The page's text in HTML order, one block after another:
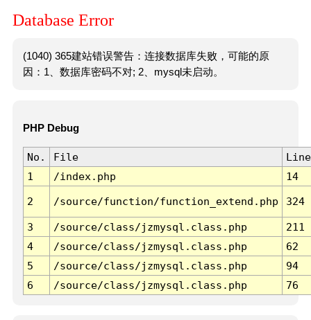
Database Error
(1040) 365建站错误警告：连接数据库失败，可能的原
因：1、数据库密码不对; 2、mysql未启动。
PHP Debug
No. File
Line
1
/index.php 14
2 /source/function/function_extend.php 324
3 /source/class/jzmysql.class.php
211
4
/source/class/jzmysql.class.php
62
5
/source/class/jzmysql.class.php
94
6
/source/class/jzmysql.class.php 76